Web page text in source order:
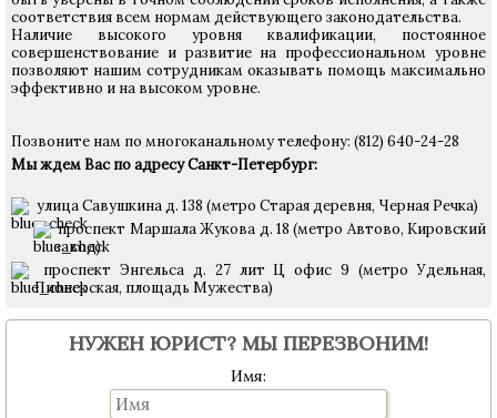
соответствия всем нормам действующего законодательства.
Наличие высокого уровня квалификации, постоянное
совершенствование и развитие на профессиональном уровне
позволяют нашим сотрудникам оказывать помощь максимально
эффективно и на высоком уровне.
Позвоните нам по многоканальному телефону: (812) 640-24-28
Мы ждем Вас по адресу Санкт-Петербург:
улица Савушкина д. 138 (метро Старая деревня, Черная Речка)
проспект Маршала Жукова д. 18 (метро Автово, Кировский
завод)
проспект Энгельса д. 27 лит Ц офис 9 (метро Удельная,
Пионерская, площадь Мужества)
НУЖЕН ЮРИСТ? МЫ ПЕРЕЗВОНИМ!
Имя: